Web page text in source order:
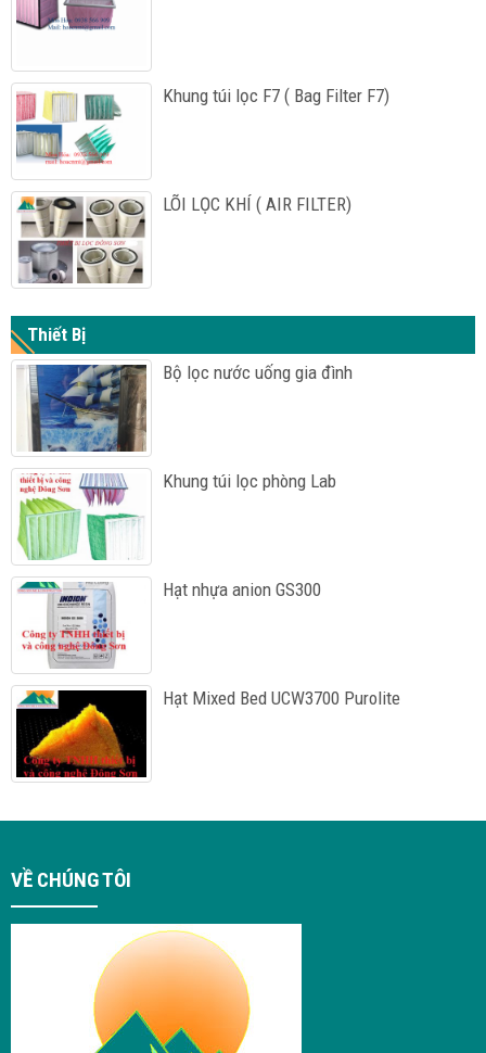
Khung túi lọc F7 ( Bag Filter F7)
LÕI LỌC KHÍ ( AIR FILTER)
Thiết Bị
Bộ lọc nước uống gia đình
Khung túi lọc phòng Lab
Hạt nhựa anion GS300
Hạt Mixed Bed UCW3700 Purolite
VỀ CHÚNG TÔI